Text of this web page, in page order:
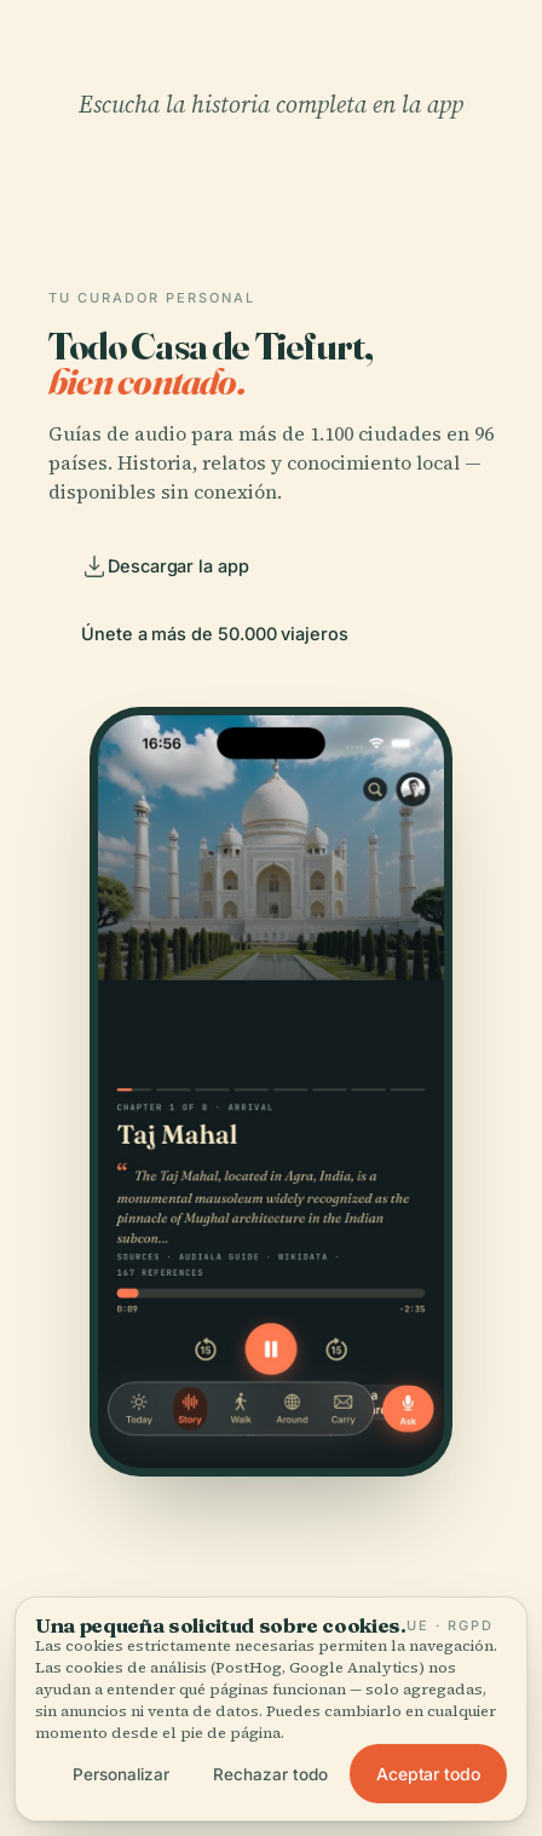
Escucha la historia completa en la app
TU CURADOR PERSONAL
Todo Casa de Tiefurt,
bien contado.
Guías de audio para más de 1.100 ciudades en 96
países. Historia, relatos y conocimiento local —
disponibles sin conexión.
Descargar la app
Únete a más de 50.000 viajeros
FUENTES
Verificado,y a la vista.
Investigado y redactado por el equipo editorial de
Audiala a partir de registros históricos, archivos
Una pequeña solicitud sobre cookies.UE · RGPD
Las cookies estrictamente necesarias permiten la navegación.
Las cookies de análisis (PostHog, Google Analytics) nos
ayudan a entender qué páginas funcionan — solo agregadas,
sin anuncios ni venta de datos. Puedes cambiarlo en cualquier
momento desde el pie de página.
Personalizar Rechazar todo Aceptar todo